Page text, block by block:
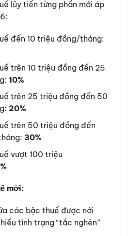
lũy tiến từng phần mới áp
đến 10 triệu đồng/tháng:
trên 10 triệu đồng đến 25
10%
trên 25 triệu đồng đến 50
20%
trên 50 triệu đồng đến
30%
vượt 100 triệu
mới:
các bậc thuế được nới
tình trạng “tắc nghẽn”